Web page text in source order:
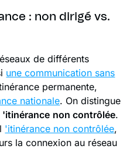
: non dirigé vs.
de différents
une communication sans
permanente,
nationale. On distingue
'itinérance non contrôlée.
'itinérance non contrôlée,
la connexion au réseau